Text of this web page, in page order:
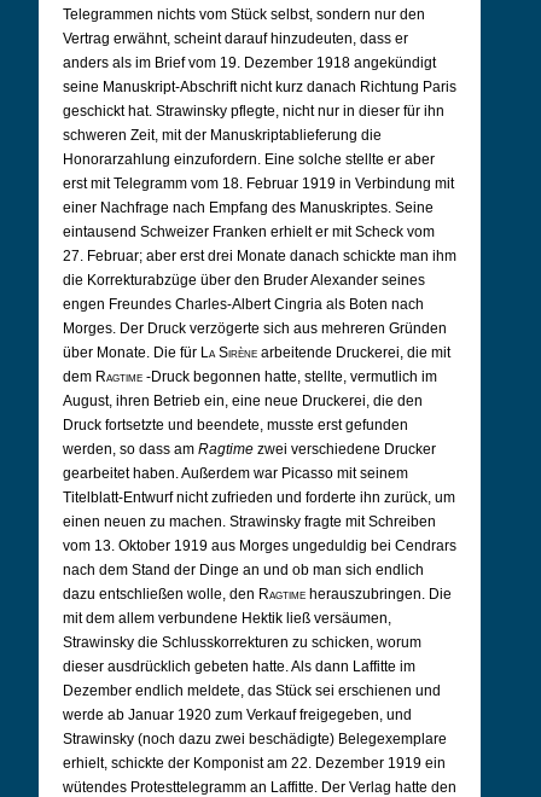
Telegrammen nichts vom Stück selbst, sondern nur den
Vertrag erwähnt, scheint darauf hinzudeuten, dass er
anders als im Brief vom 19. Dezember 1918 angekündigt
seine Manuskript-Abschrift nicht kurz danach Richtung Paris
geschickt hat. Strawinsky pflegte, nicht nur in dieser für ihn
schweren Zeit, mit der Manuskriptablieferung die
Honorarzahlung einzufordern. Eine solche stellte er aber
erst mit Telegramm vom 18. Februar 1919 in Verbindung mit
einer Nachfrage nach Empfang des Manuskriptes. Seine
eintausend Schweizer Franken erhielt er mit Scheck vom
27. Februar; aber erst drei Monate danach schickte man ihm
die Korrekturabzüge über den Bruder Alexander seines
engen Freundes Charles-Albert Cingria als Boten nach
Morges. Der Druck verzögerte sich aus mehreren Gründen
über Monate. Die für La Sirène arbeitende Druckerei, die mit
dem Ragtime -Druck begonnen hatte, stellte, vermutlich im
August, ihren Betrieb ein, eine neue Druckerei, die den
Druck fortsetzte und beendete, musste erst gefunden
werden, so dass am Ragtime zwei verschiedene Drucker
gearbeitet haben. Außerdem war Picasso mit seinem
Titelblatt-Entwurf nicht zufrieden und forderte ihn zurück, um
einen neuen zu machen. Strawinsky fragte mit Schreiben
vom 13. Oktober 1919 aus Morges ungeduldig bei Cendrars
nach dem Stand der Dinge an und ob man sich endlich
dazu entschließen wolle, den Ragtime herauszubringen. Die
mit dem allem verbundene Hektik ließ versäumen,
Strawinsky die Schlusskorrekturen zu schicken, worum
dieser ausdrücklich gebeten hatte. Als dann Laffitte im
Dezember endlich meldete, das Stück sei erschienen und
werde ab Januar 1920 zum Verkauf freigegeben, und
Strawinsky (noch dazu zwei beschädigte) Belegexemplare
erhielt, schickte der Komponist am 22. Dezember 1919 ein
wütendes Protesttelegramm an Laffitte. Der Verlag hatte den